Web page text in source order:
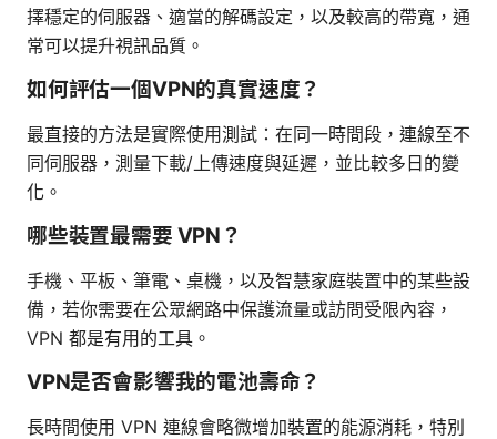
擇穩定的伺服器、適當的解碼設定，以及較高的帶寬，通
常可以提升視訊品質。
如何評估一個VPN的真實速度？
最直接的方法是實際使用測試：在同一時間段，連線至不
同伺服器，測量下載/上傳速度與延遲，並比較多日的變
化。
哪些裝置最需要 VPN？
手機、平板、筆電、桌機，以及智慧家庭裝置中的某些設
備，若你需要在公眾網路中保護流量或訪問受限內容，
VPN 都是有用的工具。
VPN是否會影響我的電池壽命？
長時間使用 VPN 連線會略微增加裝置的能源消耗，特別